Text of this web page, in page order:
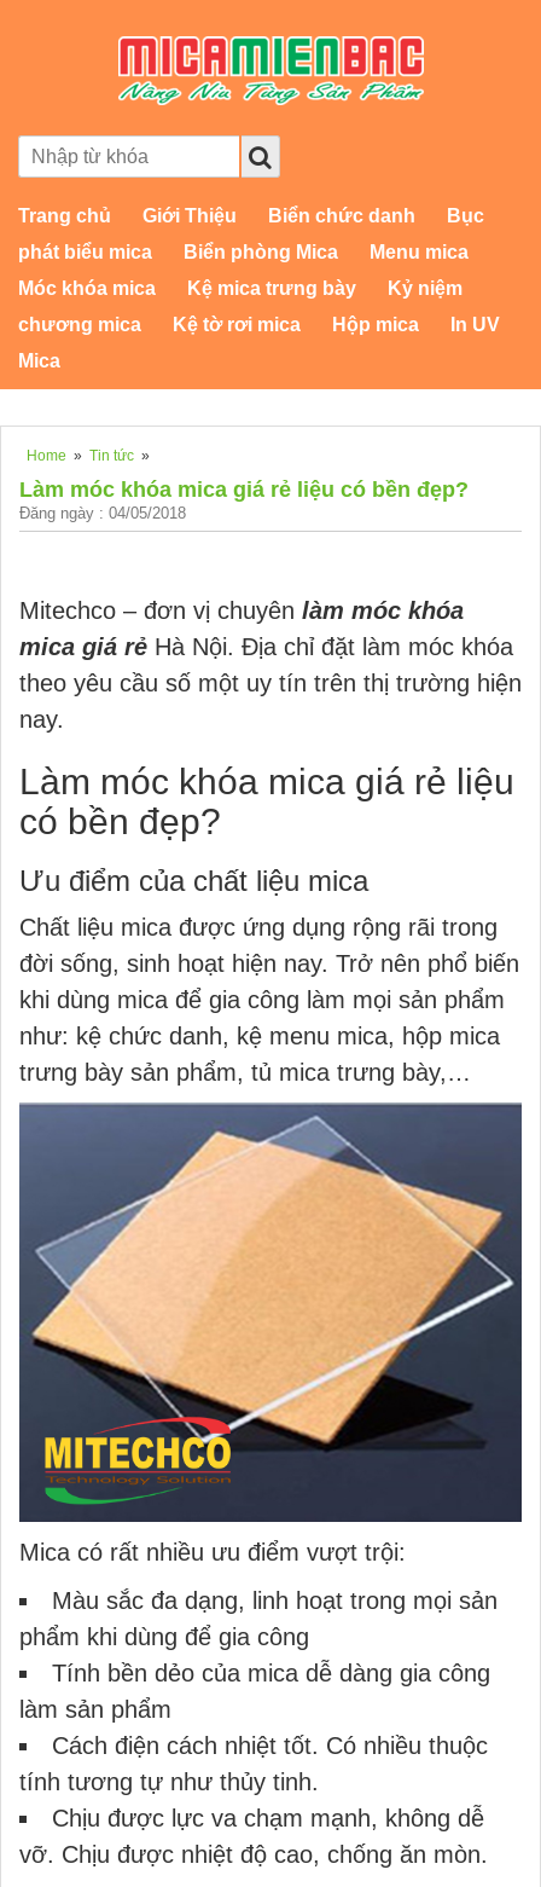
Trang chủ Giới Thiệu Biển chức danh
Bục
phát biểu mica
Biển phòng Mica
Menu mica
Móc khóa mica
Kệ mica trưng bày
Kỷ niệm
chương mica
Kệ tờ rơi mica Hộp mica
In UV
Mica
Home » Tin tức »
Làm móc khóa mica giá rẻ liệu có bền đẹp?
Đăng ngày : 04/05/2018
Mitechco – đơn vị chuyên làm móc khóa
mica giá rẻ Hà Nội. Địa chỉ đặt làm móc khóa
theo yêu cầu số một uy tín trên thị trường hiện
nay.
Làm móc khóa mica giá rẻ liệu
có bền đẹp?
Ưu điểm của chất liệu mica
Chất liệu mica được ứng dụng rộng rãi trong
đời sống, sinh hoạt hiện nay. Trở nên phổ biến
khi dùng mica để gia công làm mọi sản phẩm
như: kệ chức danh, kệ menu mica, hộp mica
trưng bày sản phẩm, tủ mica trưng bày,…
Mica có rất nhiều ưu điểm vượt trội:
Màu sắc đa dạng, linh hoạt trong mọi sản
phẩm khi dùng để gia công
Tính bền dẻo của mica dễ dàng gia công
làm sản phẩm
Cách điện cách nhiệt tốt. Có nhiều thuộc
tính tương tự như thủy tinh.
Chịu được lực va chạm mạnh, không dễ
vỡ. Chịu được nhiệt độ cao, chống ăn mòn.